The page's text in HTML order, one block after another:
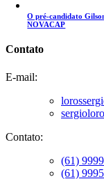
O pré-candidato
NOVACAP
Contato
E-mail:
Contato:
(61)
(61)